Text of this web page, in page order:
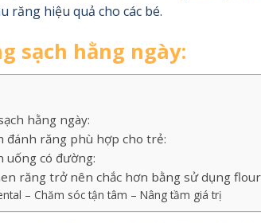
răng hiệu quả cho các bé.
sạch hằng ngày:
hằng ngày:
đánh răng phù hợp cho trẻ:
uống có đường:
răng trở nên chắc hơn bằng sử dụng
– Chăm sóc tận tâm – Nâng tầm giá trị